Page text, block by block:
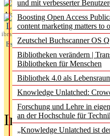
und mit verbesserter
Boosting Open Access
content marketing matters to
Zeutschel Buchscanner OS
Bibliotheken verändern |
Bibliotheken für Menschen
Bibliothek 4.0 als
Knowledge Unlatched:
Forschung und Lehre in
an der Hochschule für
„Knowledge Unlatched ist
Aktuelles aus
L
ibrary
Essentials
In der Ausgabe